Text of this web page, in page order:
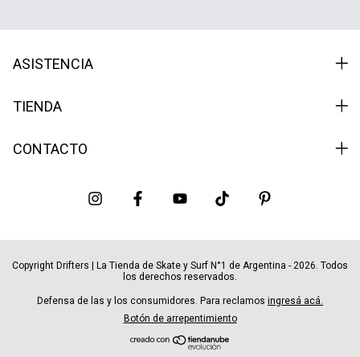
ASISTENCIA
TIENDA
CONTACTO
Copyright Drifters | La Tienda de Skate y Surf N°1 de Argentina - 2026. Todos
los derechos reservados.
Defensa de las y los consumidores. Para reclamos ingresá acá.
Botón de arrepentimiento